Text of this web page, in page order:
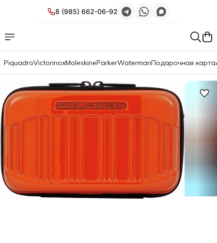
8 (985) 662-06-92
PiquadroVictorinoxMoleskineParkerWatermanПодарочная карта